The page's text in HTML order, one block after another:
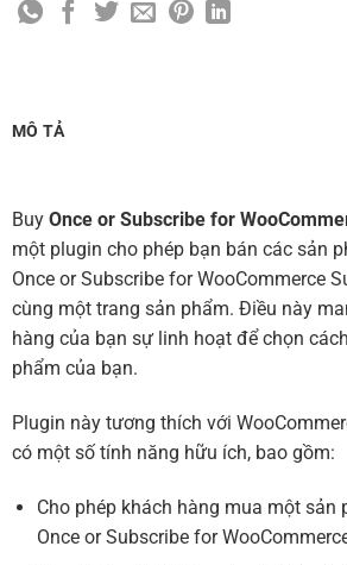
MÔ TẢ
Buy Once or Subscribe for
một plugin cho phép bạn bán các sản
Once or Subscribe for WooCommerce
cùng một trang sản phẩm. Điều này
hàng của bạn sự linh hoạt để chọn
phẩm của bạn.
Plugin này tương thích với
có một số tính năng hữu ích, bao gồm:
Cho phép khách hàng mua một sản
Once or Subscribe for